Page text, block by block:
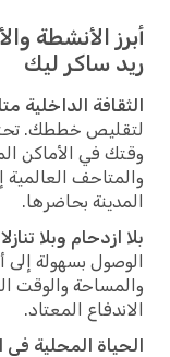
أبرز الأنشطة
ريد ساكر ليك
الثقافة الداخلية
لتقليص خططك.
وقتك في الأماكن
والمتاحف العالمية
المدينة بحاضرها.
بلا ازدحام وبلا
الوصول بسهولة إلى
والمساحة والوقت
الاندفاع المعتاد.
الحياة المحلية في